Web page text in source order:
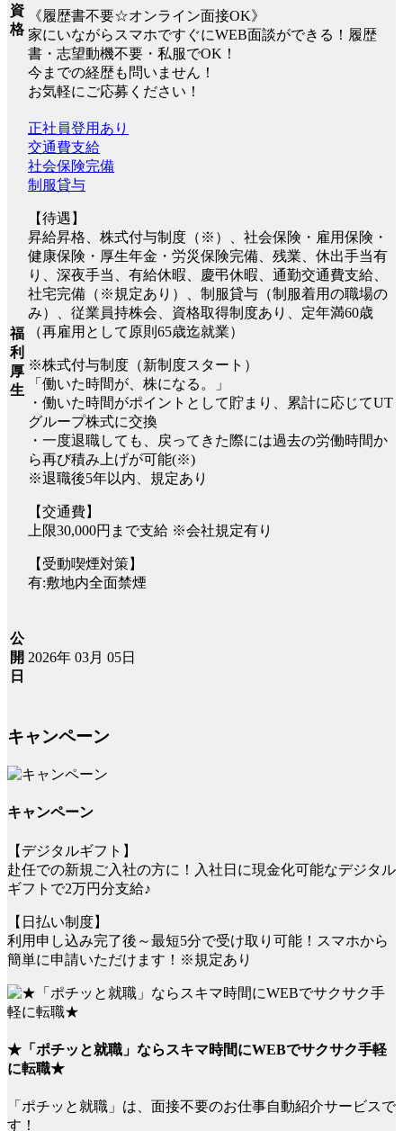
資
格
《履歴書不要☆オンライン面接OK》
家にいながらスマホですぐにWEB面談ができる！履歴
書・志望動機不要・私服でOK！
今までの経歴も問いません！
お気軽にご応募ください！
福
利
厚
生
正社員登用あり
交通費支給
社会保険完備
制服貸与
【待遇】
昇給昇格、株式付与制度（※）、社会保険・雇用保険・
健康保険・厚生年金・労災保険完備、残業、休出手当有
り、深夜手当、有給休暇、慶弔休暇、通勤交通費支給、
社宅完備（※規定あり）、制服貸与（制服着用の職場の
み）、従業員持株会、資格取得制度あり、定年満60歳
（再雇用として原則65歳迄就業）
※株式付与制度（新制度スタート）
「働いた時間が、株になる。」
・働いた時間がポイントとして貯まり、累計に応じてUT
グループ株式に交換
・一度退職しても、戻ってきた際には過去の労働時間か
ら再び積み上げが可能(※)
※退職後5年以内、規定あり
【交通費】
上限30,000円まで支給 ※会社規定有り
【受動喫煙対策】
有:敷地内全面禁煙
公
開
日
2026年 03月 05日
キャンペーン
キャンペーン
【デジタルギフト】
赴任での新規ご入社の方に！入社日に現金化可能なデジタル
ギフトで2万円分支給♪
【日払い制度】
利用申し込み完了後～最短5分で受け取り可能！スマホから
簡単に申請いただけます！※規定あり
★「ポチッと就職」ならスキマ時間にWEBでサクサク手軽
に転職★
「ポチッと就職」は、面接不要のお仕事自動紹介サービスで
す！